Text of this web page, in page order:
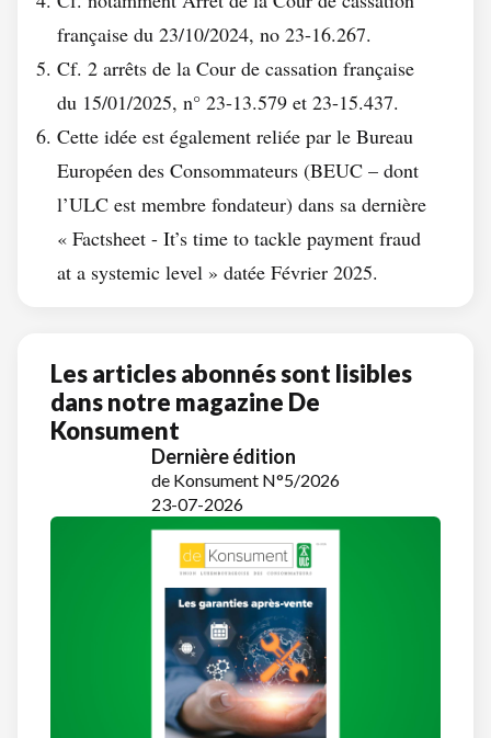
française du 23/10/2024, no 23-16.267.
Cf. 2 arrêts de la Cour de cassation française
du 15/01/2025, n° 23-13.579 et 23-15.437.
Cette idée est également reliée par le Bureau
Européen des Consommateurs (BEUC – dont
l’ULC est membre fondateur) dans sa dernière
« Factsheet - It’s time to tackle payment fraud
at a systemic level » datée Février 2025.
Les articles abonnés sont lisibles
dans notre magazine De
Konsument
Dernière édition
de Konsument N°5/2026
23-07-2026